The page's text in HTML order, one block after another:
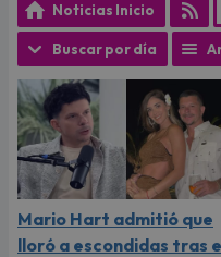
Noticias Inicio
Buscar por día
Mario Hart admitió que
lloró a escondidas tras